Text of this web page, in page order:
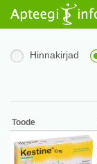
Hinnakirjad
Toode